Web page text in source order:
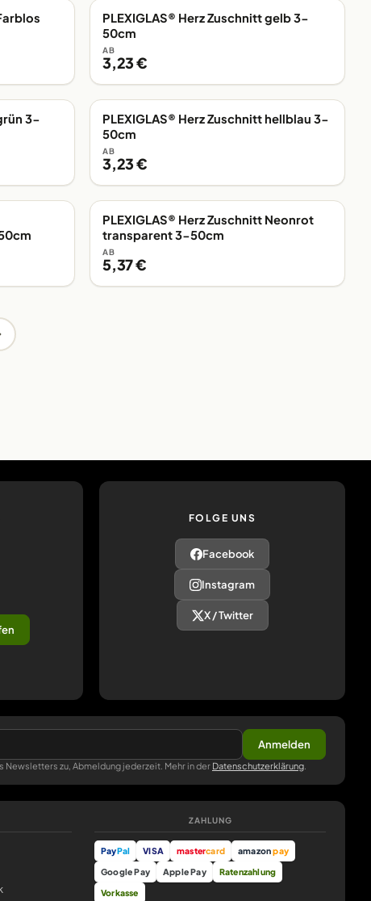
EIGENE FERTIGUNG
PLEXIGLAS® Herz Zuschnitt gelb 3-
50cm
AB
3,23 €
3-
EIGENE FERTIGUNG
PLEXIGLAS® Herz Zuschnitt hellblau 3-
50cm
AB
3,23 €
EIGENE FERTIGUNG
PLEXIGLAS® Herz Zuschnitt Neonrot
transparent 3-50cm
AB
5,37 €
FOLGE UNS
Facebook
Instagram
X / Twitter
Anmelden
Newsletters zu, Abmeldung jederzeit. Mehr in der Datenschutzerklärung
ZAHLUNG
PayPal VISA mastercard amazonpay
Google Pay
Apple Pay
Ratenzahlung
Vorkasse